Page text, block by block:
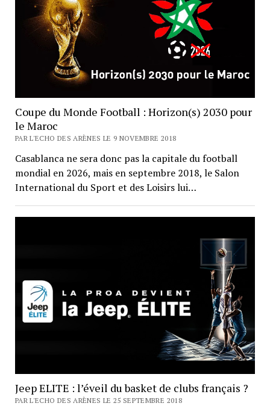
Coupe du Monde Football : Horizon(s) 2030 pour
le Maroc
PAR L'ECHO DES ARÈNES LE 9 NOVEMBRE 2018
Casablanca ne sera donc pas la capitale du football
mondial en 2026, mais en septembre 2018, le Salon
International du Sport et des Loisirs lui…
Jeep ELITE : l’éveil du basket de clubs français ?
PAR L'ECHO DES ARÈNES LE 25 SEPTEMBRE 2018